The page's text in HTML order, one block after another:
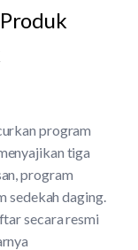
program
tiga
program
sedekah daging.
secara resmi